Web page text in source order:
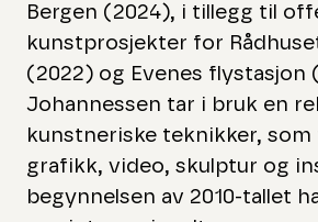
Bergen (2024), i tillegg til
kunstprosjekter for
(2022) og Evenes flystasjon
Johannessen tar i bruk en
kunstneriske teknikker, som
grafikk, video, skulptur og
begynnelsen av 2010-tallet